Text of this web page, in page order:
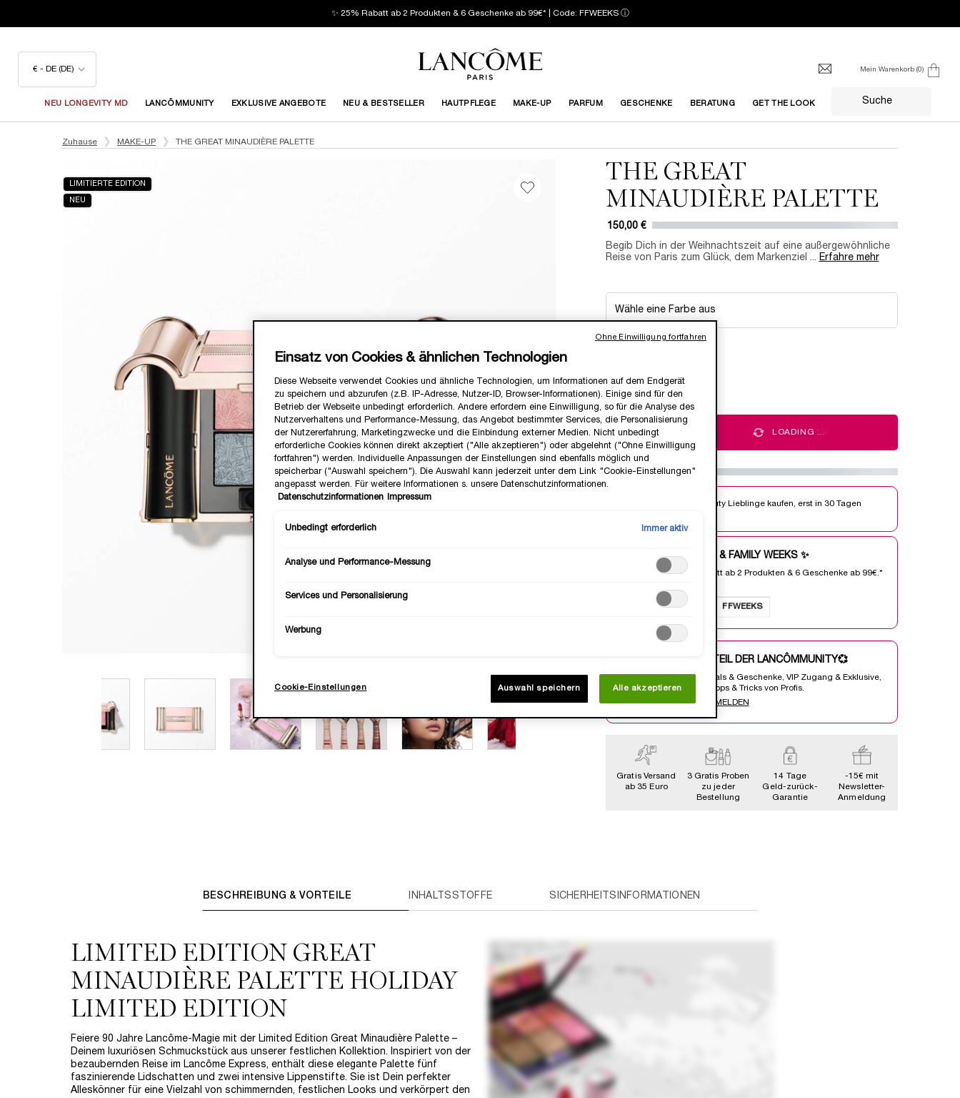
✨ 25% Rabatt ab 2 Produkten & 6 Geschenke ab 99€* | Code: FFWEEKS ⓘ
€ - DE (DE) Mein Warenkorb 0
0 produkt
NEU LONGEVITY MD LANCÔMMUNITY EXKLUSIVE ANGEBOTE NEU & BESTSELLER HAUTPFLEGE MAKE-UP PARFUM GESCHENKE BERATUNG GET THE LOOK Suche
Zuhause
MAKE-UP THE GREAT MINAUDIÈRE PALETTE
THE GREAT
MINAUDIÈRE PALETTE
150,00 €
Begib Dich in der Weihnachtszeit auf eine außergewöhnliche
Reise von Paris zum Glück, dem Markenziel ... Erfahre mehr
LIMITIERTE EDITION
NEU
Wähle eine Farbe aus
−
Anzahl
LOADING ...
Jetzt Beauty Lieblinge kaufen, erst in 30 Tagen
FRIENDS & FAMILY WEEKS ✨
25% Rabatt ab 2 Produkten & 6 Geschenke ab 99€.*
Code: FFWEEKS
WERDE TEIL DER LANCÔMMUNITY💞
Heisse Deals & Geschenke, VIP Zugang & Exklusive,
Beautty Tipps & Tricks von Profis.
JETZT ANMELDEN
Gratis Versand
ab 35 Euro
3 Gratis Proben
zu jeder
Bestellung
14 Tage
Geld-zurück-
Garantie
-15€ mit
Newsletter-
Anmeldung
BESCHREIBUNG & VORTEILE INHALTSSTOFFE SICHERHEITSINFORMATIONEN
LIMITED EDITION GREAT
MINAUDIÈRE PALETTE HOLIDAY
LIMITED EDITION
Feiere 90 Jahre Lancôme-Magie mit der Limited Edition Great Minaudière Palette –
Deinem luxuriösen Schmuckstück aus unserer festlichen Kollektion. Inspiriert von der
bezaubernden Reise im Lancôme Express, enthält diese elegante Palette fünf
faszinierende Lidschatten und zwei intensive Lippenstifte. Sie ist Dein perfekter
Alleskönner für eine Vielzahl von schimmernden, festlichen Looks und verkörpert den
Einsatz von Cookies & ähnlichen Technologien
Diese Webseite verwendet Cookies und ähnliche Technologien, um Informationen auf dem Endgerät
zu speichern und abzurufen (z.B. IP-Adresse, Nutzer-ID, Browser-Informationen). Einige sind für den
Betrieb der Webseite unbedingt erforderlich. Andere erfordern eine Einwilligung, so für die Analyse des
Nutzerverhaltens und Performance-Messung, das Angebot bestimmter Services, die Personalisierung
der Nutzererfahrung, Marketingzwecke und die Einbindung externer Medien. Nicht unbedingt
erforderliche Cookies können direkt akzeptiert ("Alle akzeptieren") oder abgelehnt ("Ohne Einwilligung
fortfahren") werden. Individuelle Anpassungen der Einstellungen sind ebenfalls möglich und
speicherbar ("Auswahl speichern"). Die Auswahl kann jederzeit unter dem Link "Cookie-Einstellungen"
angepasst werden. Für weitere Informationen s. unsere Datenschutzinformationen.
Datenschutzinformationen
Impressum
Unbedingt erforderlich Immer aktiv
Analyse und Performance-Messung
Services und Personalisierung
Werbung
Cookie-Einstellungen Auswahl speichern Alle akzeptieren
Ohne Einwilligung fortfahren